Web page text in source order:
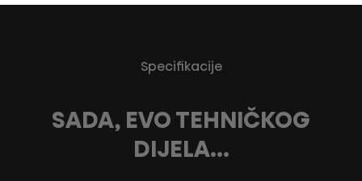
Specifikacije
SADA, EVO TEHNIČKOG
DIJELA...